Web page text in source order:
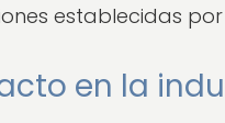
establecidas
en la